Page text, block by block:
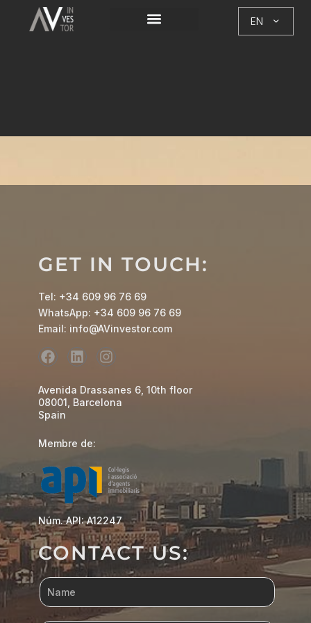
EN
GET IN TOUCH:
Tel: +34 609 96 76 69
WhatsApp: +34 609 96 76 69
Email: info@AVinvestor.com
Avenida Drassanes 6, 10th floor
08001, Barcelona
Spain
Membre de:
Núm. API: A12247
CONTACT US: